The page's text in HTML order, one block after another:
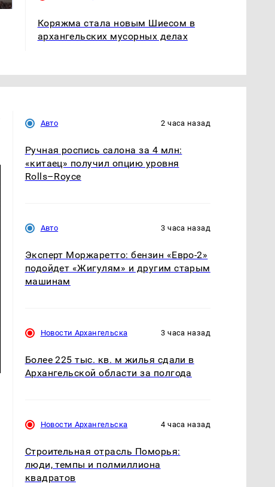
Коряжма стала новым Шиесом в
архангельских мусорных делах
Авто 2 часа назад
Ручная роспись салона за 4 млн:
«китаец» получил опцию уровня
Rolls–Royce
Авто 3 часа назад
Эксперт Моржаретто: бензин «Евро-2»
подойдет «Жигулям» и другим старым
машинам
Новости Архангельска 3 часа назад
Более 225 тыс. кв. м жилья сдали в
Архангельской области за полгода
Новости Архангельска 4 часа назад
Строительная отрасль Поморья:
люди, темпы и полмиллиона
квадратов